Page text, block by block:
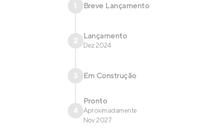
1 Breve Lançamento
2 Lançamento
Dez 2024
3 Em Construção
4
Pronto
Aproximadamente
Nov 2027